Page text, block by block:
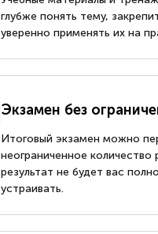
глубже понять тему,
уверенно применять их на
Экзамен без
Итоговый экзамен можно
неограниченное количество
результат не будет вас
устраивать.